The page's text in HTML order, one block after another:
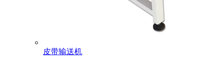
皮带输送机